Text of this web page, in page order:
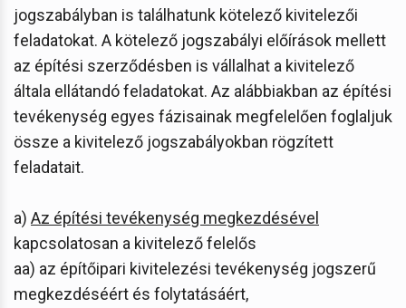
jogszabályban is találhatunk kötelező kivitelezői
feladatokat. A kötelező jogszabályi előírások mellett
az építési szerződésben is vállalhat a kivitelező
általa ellátandó feladatokat. Az alábbiakban az építési
tevékenység egyes fázisainak megfelelően foglaljuk
össze a kivitelező jogszabályokban rögzített
feladatait.
a) Az építési tevékenység megkezdésével
kapcsolatosan a kivitelező felelős
aa) az építőipari kivitelezési tevékenység jogszerű
megkezdéséért és folytatásáért,